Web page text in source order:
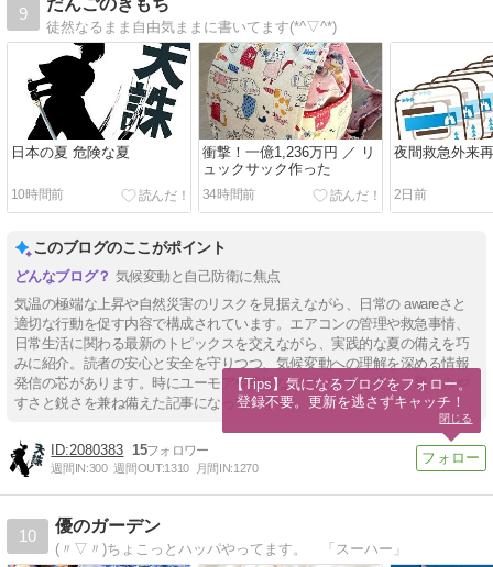
9
徒然なるまま自由気ままに書いてます(*^▽^*)
日本の夏 危険な夏
10時間前
衝撃！一億1,236万円 ／ リ
ュックサック作った
34時間前
夜間救急外来
2日前
このブログのここがポイント
気候変動と自己防衛に焦点
気温の極端な上昇や自然災害のリスクを見据えながら、日常の awareさと
適切な行動を促す内容で構成されています。エアコンの管理や救急事情、
日常生活に関わる最新のトピックスを交えながら、実践的な夏の備えを巧
みに紹介。読者の安心と安全を守りつつ、気候変動への理解を深める情報
発信の芯があります。時にユーモアや身近なエピソードも交え、親しみや
すさと鋭さを兼ね備えた記事になっています。
2080383 15
週間IN:300 週間OUT:1310 月間IN:1270
10
優のガーデン
(〃▽〃)ちょこっとハッパやってます。 「スーハー」
【Tips】気になるブログをフォロー。
登録不要。更新を逃さずキャッチ！
閉じる